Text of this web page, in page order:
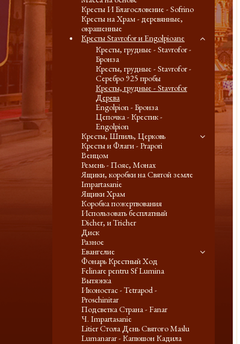
Кресты И Благословение - Sofrino
Кресты на Храм - деревянные,
окрашенные
Кресты Stavrofor и Engolpioane
Кресты, грудные - Stavrofor -
Бронза
Кресты, грудные - Stavrofor -
Серебро 925 пробы
Кресты, грудные - Stavrofor
Дерева
Engolpion - Бронза
Цепочка - Крестик -
Engolpion
Кресты, Шпиль, Церковь
Кресты и Флаги - Prapori
Венцом
Ремень - Пояс, Монах
Ящики, коробки на Святой земле
Impartasanie
Ящики Храм
Коробка пожертвования
Использовать бесплатный
Dicher, и Tricher
Диск
Разное
Евангелие
Фонарь Крестный Ход
Felinare pentru Sf Lumina
Вытяжка
Иконостас - Tetrapod -
Proschinitar
Подсветка Страна - Fanar
Ч. Impartasanie
Litier Стола День Святого Maslu
Lumanarar - Капюшон Кадила